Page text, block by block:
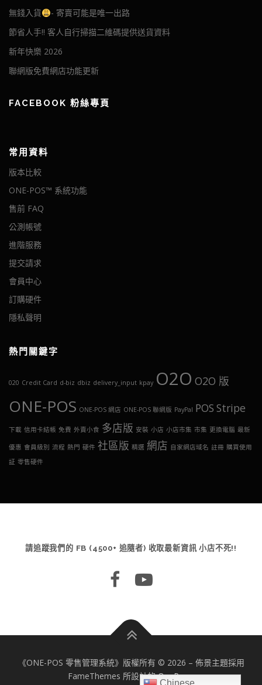
無錢入貨
- 寄賣可能是唯一出路
節省人手!! 客人自行掃描二維碼提供送貨資料
新年快樂 2026
聯網版免費網店功能更新
FACEBOOK 粉絲專頁
常用資料
版本比較
ONE-POS™ 系統功能
售前 FAQ
公測帳號
進階服務
提交請求
會員中心
訂購硬件
隱私聲明
熱門關鍵字
020 Credit Card d-biz dbiz delivery_input kpay O2O O2O 版
ONE-POS ONE-POS 網店 ONE-POS 聯網版 PayPal POS Stripe
下載 信用卡結帳 免費 外賣小食 多店版 安裝 小店 小店市集 市集 更換電腦 最新
優惠 會員級別 流程 熱門 硬件 社區版 精選 網店 自家網店域名 註冊 購買使用
証 零售硬件
請追蹤我們的 FB (4500+ 追隨者) 收取最新資訊 小店不死!!
《ONE-POS 零售管理系統》版權所有 © 2026 – 佈景主題採用
FameThemes 所設計的OnePress